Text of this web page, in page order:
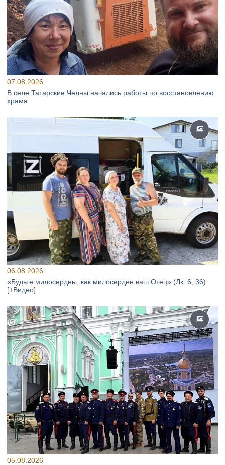
07.08.2026
В селе Татарские Челны начались работы по восстановлению
храма
06.08.2026
«Будьте милосердны, как милосерден ваш Отец» (Лк. 6, 36)
[+Видео]
05.08.2026